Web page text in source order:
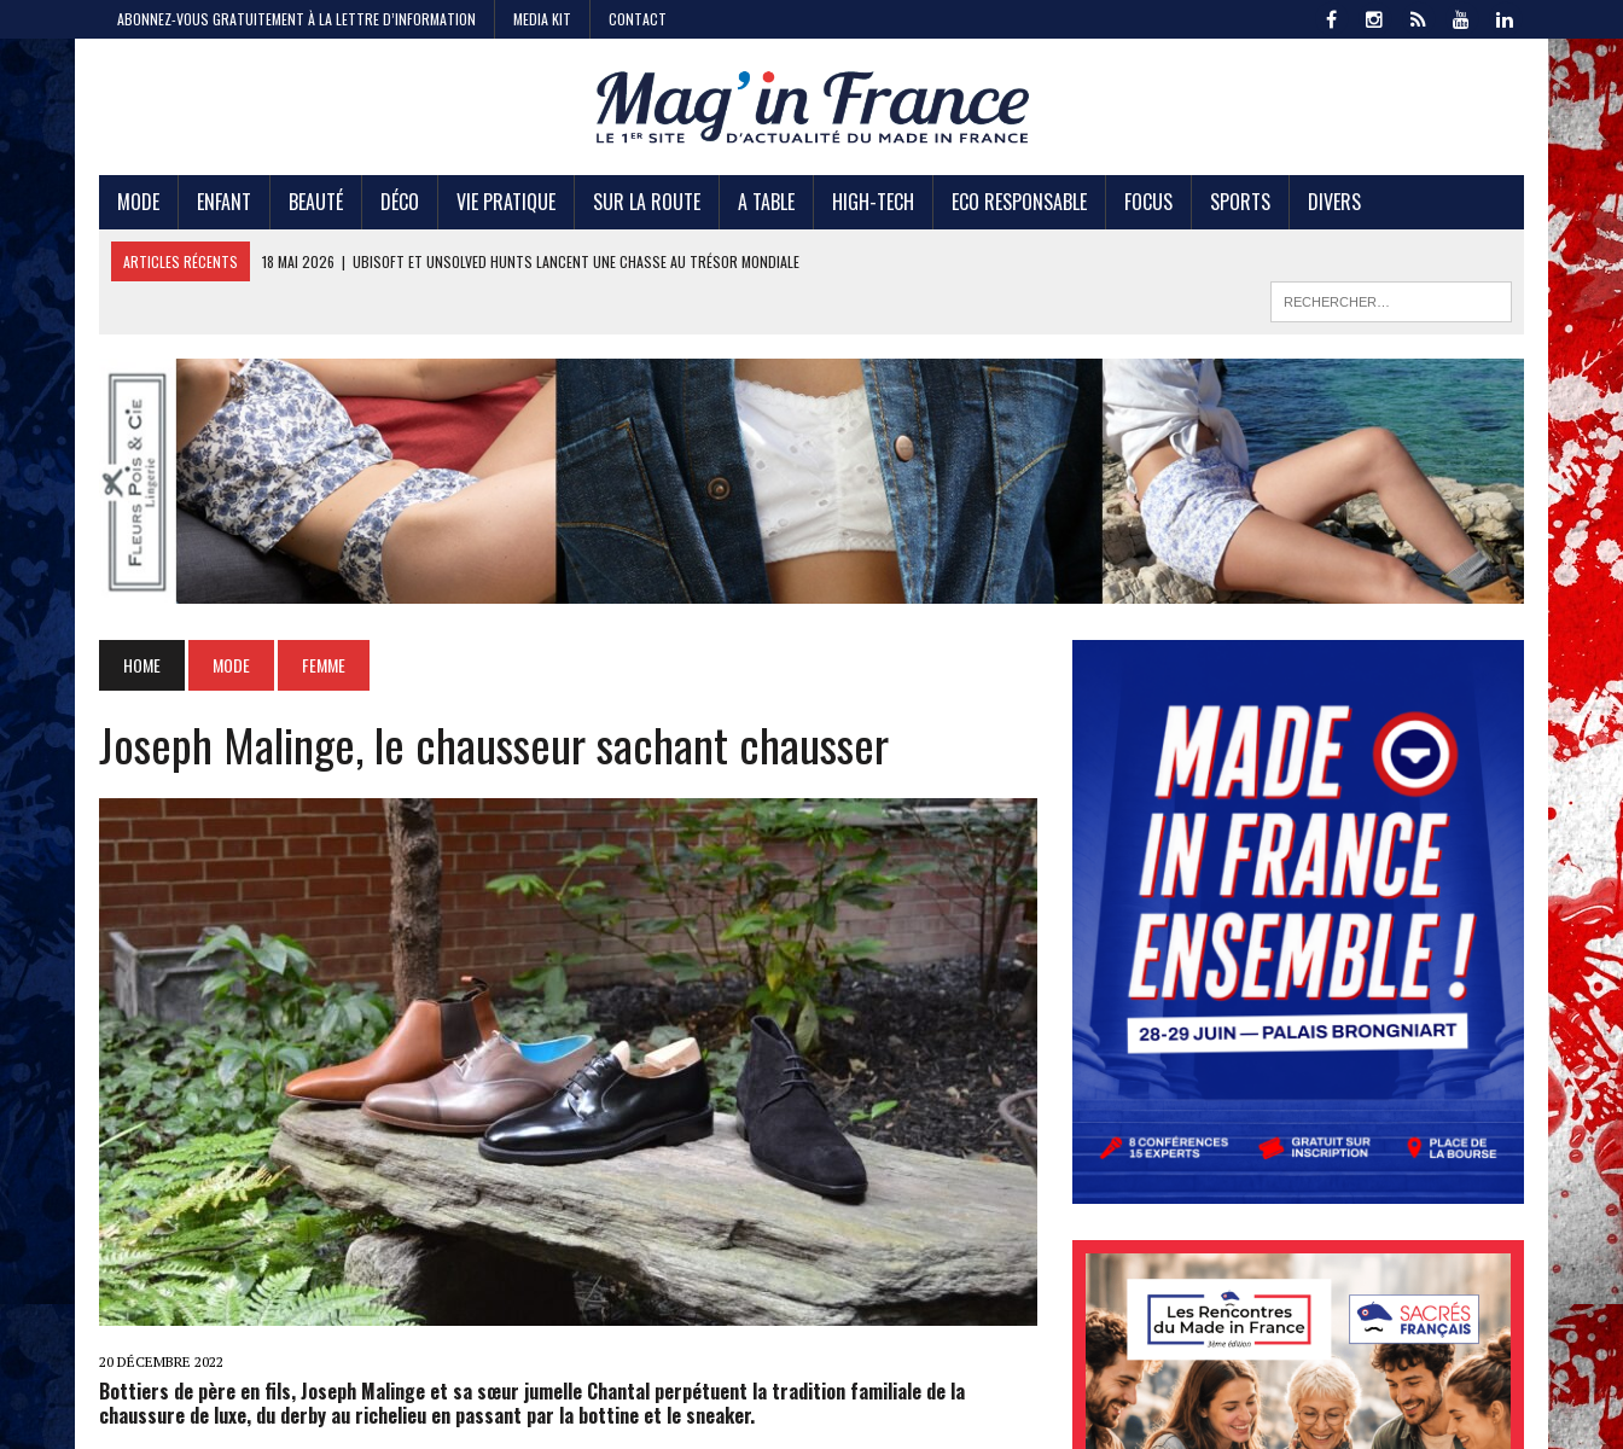
ABONNEZ-VOUS GRATUITEMENT À LA LETTRE D’INFORMATION MEDIA KIT CONTACT
MODE ENFANT BEAUTÉ DÉCO VIE PRATIQUE SUR LA ROUTE A TABLE HIGH-TECH ECO RESPONSABLE FOCUS SPORTS DIVERS
ARTICLES RÉCENTS 11 MAI 2026 | CRISTEL, 200 ANS DE SAVOIR-FAIRE
24 AVRIL 2026 | DEEPFOIL, POUR LES ADEPTES DU GRAND BLEU
21 AVRIL 2026 | 100 000 JEANS FABRIQUÉS EN FRANCE POUR JULES ET KIABI
17 AVRIL 2026 | DURALEX LANCE PICARDIE 58 CL, REMÈDE OU ERREUR DE STRATÉGIE ?
3 JUIN 2026 | L’ÉTERNELLE MARINIÈRE SAINT JAMES
18 MAI 2026
UBISOFT ET UNSOLVED HUNTS LANCENT UNE CHASSE AU TRÉSOR MONDIALE
HOME MODE FEMME
Joseph Malinge, le chausseur sachant chausser
20 DÉCEMBRE 2022
Bottiers de père en fils, Joseph Malinge et sa sœur jumelle Chantal perpétuent la tradition familiale de la
chaussure de luxe, du derby au richelieu en passant par la bottine et le sneaker.